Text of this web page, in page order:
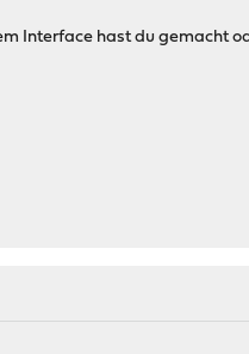
Interface hast du gemacht